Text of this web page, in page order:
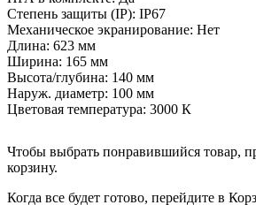
Степень защиты (IP): IP67
Механическое экранирование: Нет
Длина: 623 мм
Ширина: 165 мм
Высота/глубина: 140 мм
Наруж. диаметр: 100 мм
Цветовая температура: 3000 К
Чтобы выбрать понравившийся товар,
корзину.
Когда все будет готово, перейдите в